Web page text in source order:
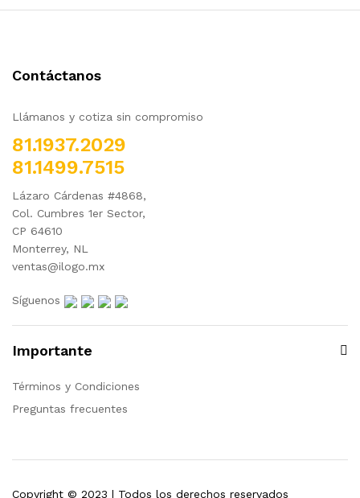
Contáctanos
Llámanos y cotiza sin compromiso
81.1937.2029
81.1499.7515
Lázaro Cárdenas #4868,
Col. Cumbres 1er Sector,
CP 64610
Monterrey, NL
ventas@ilogo.mx
Síguenos
Importante
Términos y Condiciones
Preguntas frecuentes
Copyright © 2023 | Todos los derechos reservados